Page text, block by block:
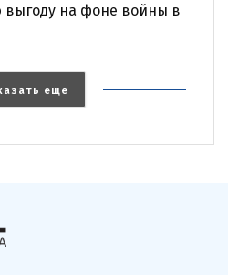
на фоне войны в
еще